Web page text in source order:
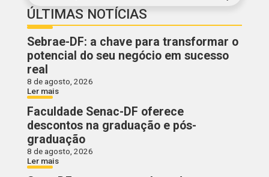
ÚLTIMAS NOTÍCIAS
Sebrae-DF: a chave para transformar o
potencial do seu negócio em sucesso
real
8 de agosto, 2026
Ler mais
Faculdade Senac-DF oferece
descontos na graduação e pós-
graduação
8 de agosto, 2026
Ler mais